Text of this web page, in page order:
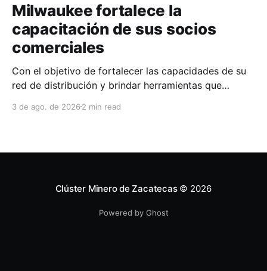
Milwaukee fortalece la
capacitación de sus socios
comerciales
Con el objetivo de fortalecer las capacidades de su
red de distribución y brindar herramientas que
técnico, Milwaukee llevó a cabo una capacitación
distribuidor FiZac. La
3 de ago. de 2026 2 min read
Clúster Minero de Zacatecas© 2026
Powered by Ghost